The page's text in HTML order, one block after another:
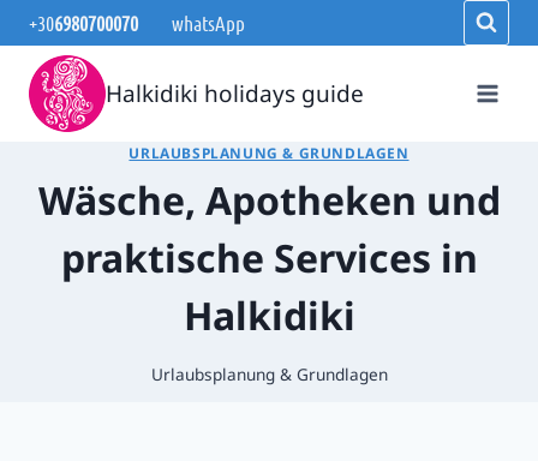
Zum
Inhalt
springen
+306980700070 whatsApp
Halkidiki holidays guide
URLAUBSPLANUNG & GRUNDLAGEN
Wäsche, Apotheken und
praktische Services in
Halkidiki
Urlaubsplanung & Grundlagen